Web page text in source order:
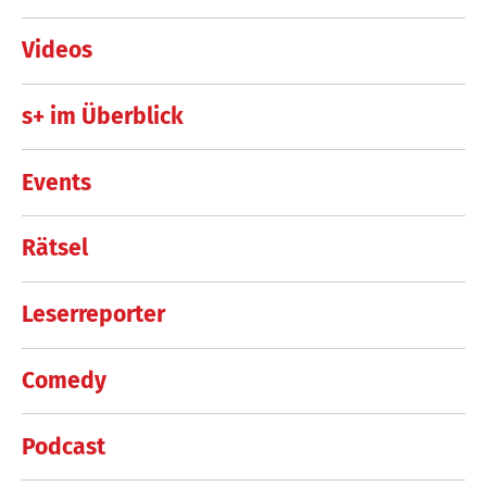
Videos
s+ im Überblick
Events
Rätsel
Leserreporter
Comedy
Podcast